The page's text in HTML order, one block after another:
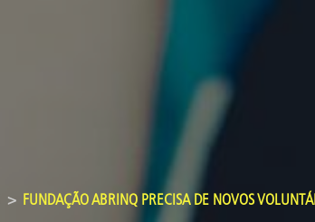
FUNDAÇÃO ABRINQ PRECISA DE NOVOS